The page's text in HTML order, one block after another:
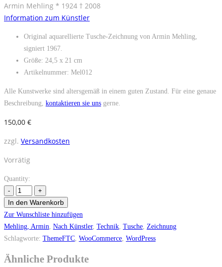
Armin Mehling * 1924 † 2008
Information zum Künstler
Original aquarellierte Tusche-Zeichnung von Armin Mehling,
signiert 1967.
Größe: 24,5 x 21 cm
Artikelnummer: Mel012
Alle Kunstwerke sind altersgemäß in einem guten Zustand. Für eine genaue
Beschreibung, kontaktieren sie uns gerne.
150,00 €
zzgl. Versandkosten
Vorrätig
Quantity:
In den Warenkorb
Zur Wunschliste hinzufügen
Mehling, Armin Nach Künstler, Technik Tusche Zeichnung
Schlagworte: ThemeFTC WooCommerce WordPress
Ähnliche Produkte